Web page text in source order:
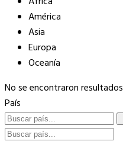
América
Asia
Europa
Oceanía
No se encontraron resultados
País